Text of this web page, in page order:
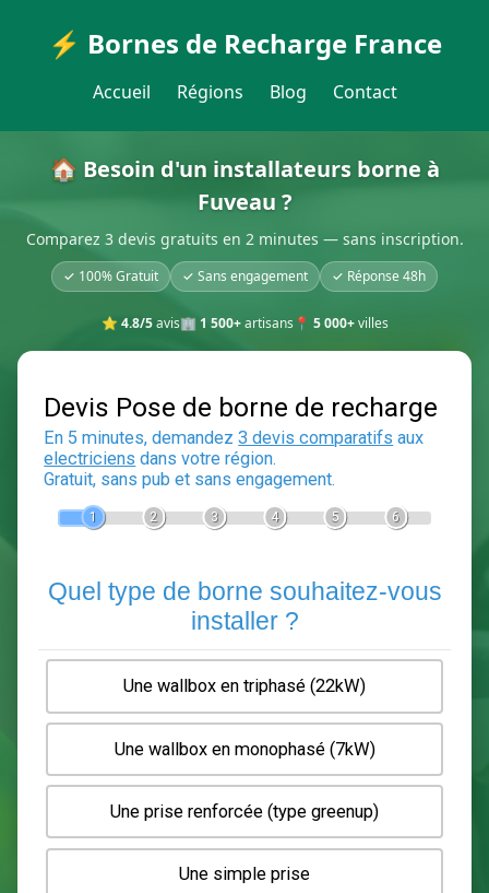
⚡ Bornes de Recharge France
Accueil Régions Blog Contact
🏠 Besoin d'un installateurs borne à
Fuveau ?
Comparez 3 devis gratuits en 2 minutes — sans inscription.
✓ 100% Gratuit ✓ Sans engagement ✓ Réponse 48h
⭐ 4.8/5avis🏢 1 500+artisans 📍 5 000+villes
Devis Pose de borne de
En 5 minutes, demandez3 devis comparatifs
Gratuit, sans pub et sans engagement.
2 3 6
Quel type de borne souhaitez-
installer ?
Une wallbox en triphasé (22kW)